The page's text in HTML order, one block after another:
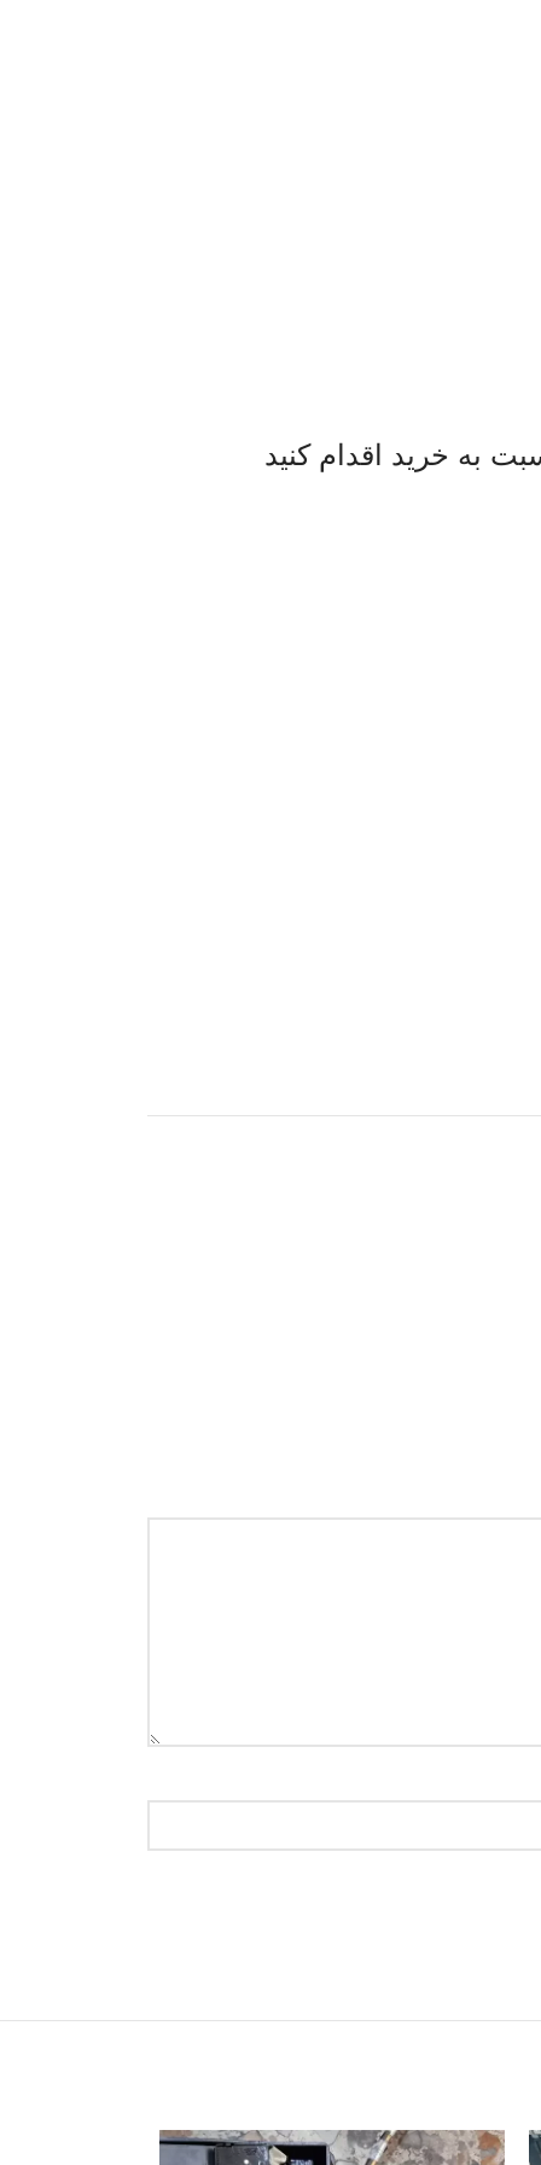
به خرید اقدام کنید